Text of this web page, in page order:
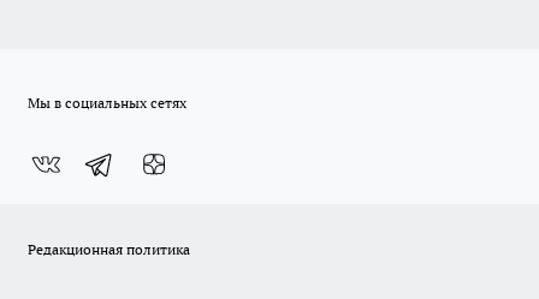
Мы в социальных сетях
Редакционная политика